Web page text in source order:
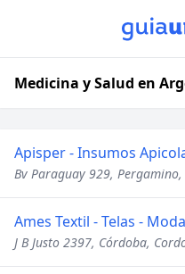
Medicina y Salud en
Apisper - Insumos
Bv Paraguay 929,
J B Justo 2397, Córdoba,